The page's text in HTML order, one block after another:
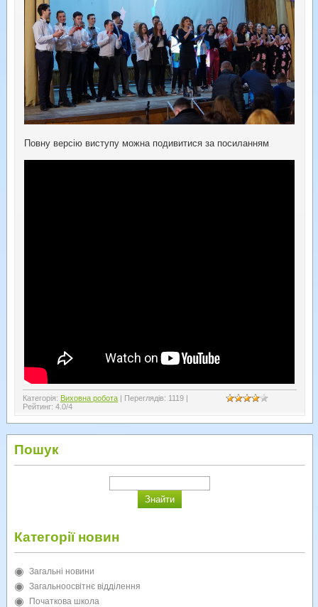
Повну версію виступу можна подивитися за посиланням
Категорія: Виховна робота| Переглядів: 1119 |
Рейтинг: 4.0/4
Пошук
Категорії новин
Загальні новини
Загальноосвітнє відділення
Початкова школа